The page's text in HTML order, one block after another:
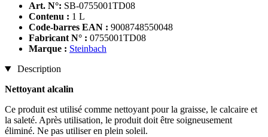
Art. N°: SB-0755001TD08
Contenu : 1 L
Code-barres EAN : 9008748550048
Fabricant N° : 0755001TD08
Marque : Steinbach
Description
Nettoyant alcalin
Ce produit est utilisé comme nettoyant pour la graisse, le calcaire et
la saleté. Après utilisation, le produit doit être soigneusement
éliminé. Ne pas utiliser en plein soleil.